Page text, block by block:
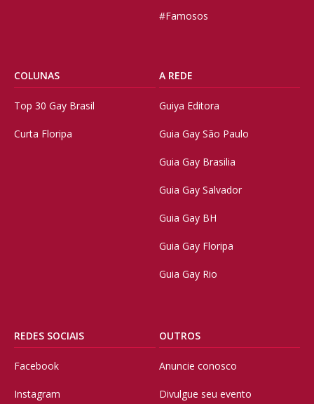
#Famosos
COLUNAS
Top 30 Gay Brasil
Curta Floripa
A REDE
Guiya Editora
Guia Gay São Paulo
Guia Gay Brasilia
Guia Gay Salvador
Guia Gay BH
Guia Gay Floripa
Guia Gay Rio
REDES SOCIAIS
Facebook
Instagram
OUTROS
Anuncie conosco
Divulgue seu evento